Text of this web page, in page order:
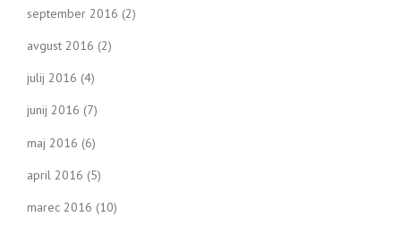
september 2016 (2)
avgust 2016 (2)
julij 2016 (4)
junij 2016 (7)
maj 2016 (6)
april 2016 (5)
marec 2016 (10)